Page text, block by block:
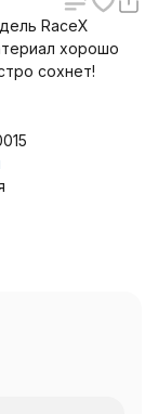
RaceX
хорошо
сохнет!